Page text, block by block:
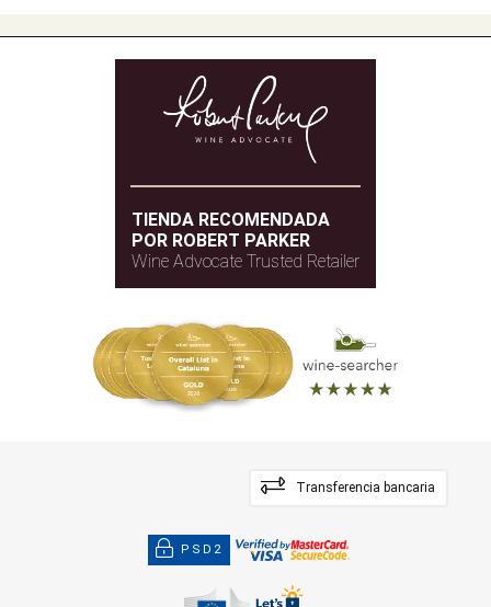
TIENDA RECOMENDADA
POR ROBERT PARKER
Wine Advocate Trusted Retailer
Transferencia bancaria
PSD2